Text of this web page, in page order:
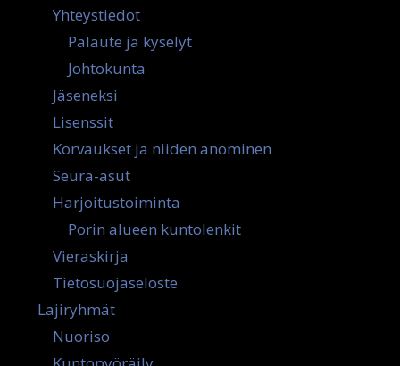
Yhteystiedot
Palaute ja kyselyt
Johtokunta
Jäseneksi
Lisenssit
Korvaukset ja niiden anominen
Seura-asut
Harjoitustoiminta
Porin alueen kuntolenkit
Vieraskirja
Tietosuojaseloste
Lajiryhmät
Nuoriso